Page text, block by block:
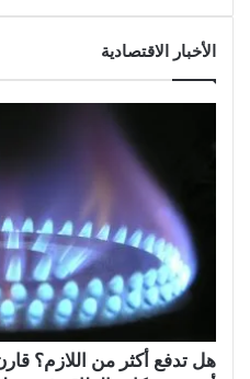
الأخبار الاقتصادية
هل تدفع أكثر من اللازم؟